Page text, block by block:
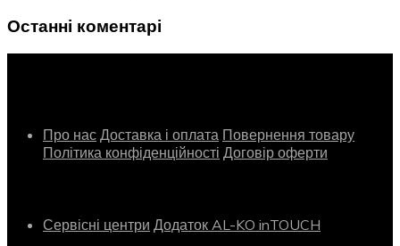
Останні коментарі
Про нас Доставка і оплата Повернення товару
Політика конфіденційності Договір оферти
Сервісні центри Додаток AL-KO inTOUCH